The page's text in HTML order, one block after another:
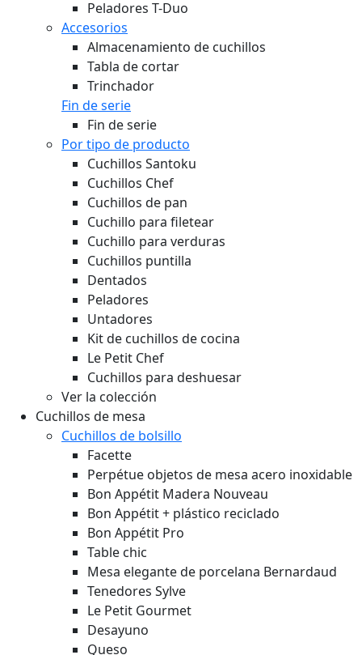
Peladores T-Duo
Accesorios
Almacenamiento de cuchillos
Tabla de cortar
Trinchador
Fin de serie
Fin de serie
Por tipo de producto
Cuchillos Santoku
Cuchillos Chef
Cuchillos de pan
Cuchillo para filetear
Cuchillo para verduras
Cuchillos puntilla
Dentados
Peladores
Untadores
Kit de cuchillos de cocina
Le Petit Chef
Cuchillos para deshuesar
Ver la colección
Cuchillos de mesa
Cuchillos de bolsillo
Facette
Perpétue objetos de mesa acero inoxidable
Bon Appétit Madera Nouveau
Bon Appétit + plástico reciclado
Bon Appétit Pro
Table chic
Mesa elegante de porcelana Bernardaud
Tenedores Sylve
Le Petit Gourmet
Desayuno
Queso